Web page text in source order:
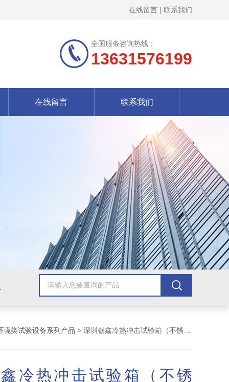
在线留言 | 联系我们
全国服务咨询热线：
13631576199
在线留言 联系我们
医用电气配套试验设备
境类试验设备系列产品 > 深圳创鑫冷热冲击试验箱（不锈钢）
冷热冲击试验箱（不锈